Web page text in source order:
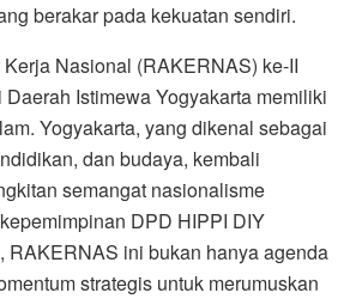
berakar pada kekuatan sendiri.
Nasional (RAKERNAS) ke-II
Istimewa Yogyakarta memiliki
Yogyakarta, yang dikenal sebagai
dan budaya, kembali
semangat nasionalisme
DPD HIPPI DIY
RAKERNAS ini bukan hanya agenda
strategis untuk merumuskan